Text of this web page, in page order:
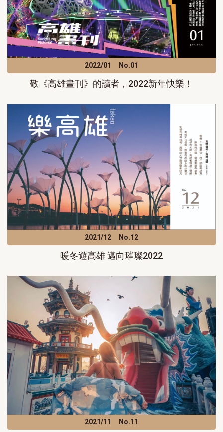
2022/01 No.01
敬《高雄畫刊》的讀者，2022新年快樂！
2021/12 No.12
暖冬遊高雄 邁向璀璨2022
2021/11 No.11